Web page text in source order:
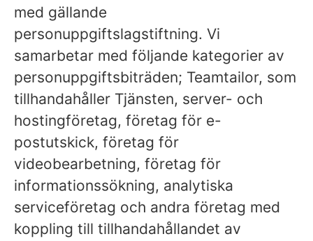
med gällande
personuppgiftslagstiftning. Vi
samarbetar med följande kategorier av
personuppgiftsbiträden; Teamtailor, som
tillhandahåller Tjänsten, server- och
hostingföretag, företag för e-
postutskick, företag för
videobearbetning, företag för
informationssökning, analytiska
serviceföretag och andra företag med
koppling till tillhandahållandet av